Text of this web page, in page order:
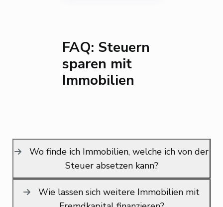
FAQ: Steuern
sparen mit
Immobilien
Wo finde ich Immobilien, welche ich von der
Steuer absetzen kann?
Wie lassen sich weitere Immobilien mit